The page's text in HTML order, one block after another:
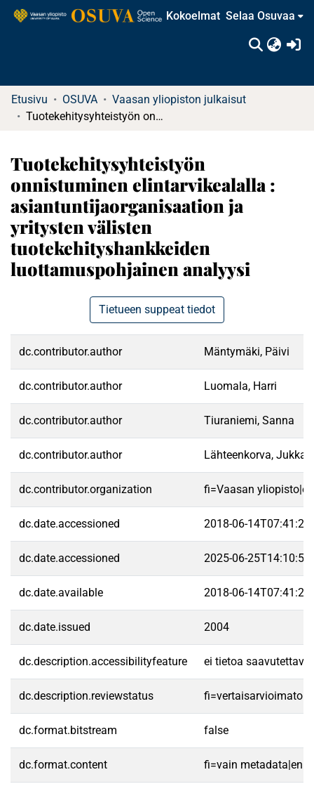
Kokoelmat Selaa Osuvaa
Etusivu OSUVA
Vaasan yliopiston julkaisut
Tuotekehitysyhteistyön onnistuminen elintarvikealalla : asiantuntijaorganisaation ja yritysten välisten tuotekehityshankkeiden luottamuspohjainen analyysi
Tuotekehitysyhteistyön
onnistuminen elintarvikealalla :
asiantuntijaorganisaation ja
yritysten välisten
tuotekehityshankkeiden
luottamuspohjainen analyysi
Tietueen suppeat tiedot
dc.contributor.author Mäntymäki, Päivi
dc.contributor.author Luomala, Harri
dc.contributor.author Tiuraniemi, Sanna
dc.contributor.author Lähteenkorva, Jukka
dc.contributor.organization fi=Vaasan
dc.date.accessioned 2018-06-
dc.date.accessioned 2025-06-
dc.date.available 2018-06-
dc.date.issued 2004
dc.description.accessibilityfeature ei tietoa
dc.description.reviewstatus
dc.format.bitstream false
dc.format.content fi=vain